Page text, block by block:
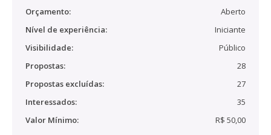
Orçamento:
Aberto
Nível de experiência:
Iniciante
Visibilidade:
Público
Propostas:
28
Propostas excluídas:
27
Interessados:
35
Valor Mínimo:
R$ 50,00